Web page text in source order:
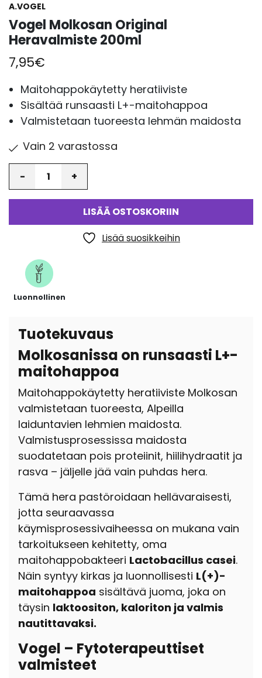
A.VOGEL
Vogel Molkosan Original
Heravalmiste 200ml
7,95€
Maitohappokäytetty heratiiviste
Sisältää runsaasti L+-maitohappoa
Valmistetaan tuoreesta lehmän maidosta
Vain 2 varastossa
LISÄÄ OSTOSKORIIN
Lisää suosikkeihin
Luonnollinen
Tuotekuvaus
Molkosanissa on runsaasti L+-
maitohappoa
Maitohappokäytetty heratiiviste Molkosan
valmistetaan tuoreesta, Alpeilla
laiduntavien lehmien maidosta.
Valmistusprosessissa maidosta
suodatetaan pois proteiinit, hiilihydraatit ja
rasva – jäljelle jää vain puhdas hera.
Tämä hera pastöroidaan hellävaraisesti,
jotta seuraavassa
käymisprosessivaiheessa on mukana vain
tarkoitukseen kehitetty, oma
maitohappobakteeri Lactobacillus casei.
Näin syntyy kirkas ja luonnollisesti L(+)-
maitohappoa sisältävä juoma, joka on
täysin laktoositon, kaloriton ja valmis
nautittavaksi.
Vogel – Fytoterapeuttiset
valmisteet